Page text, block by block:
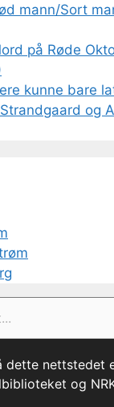
mann/Sort
på Røde
kunne bare
og
dette nettstedet
og